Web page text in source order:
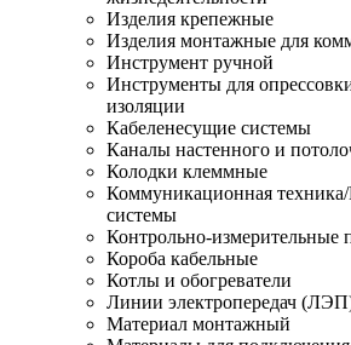
Изделия крепежные
Изделия монтажные для
Инструмент ручной
Инструменты для
изоляции
Кабеленесущие системы
Каналы настенного и
Колодки клеммные
Коммуникационная
системы
Контрольно-измерительные
Короба кабельные
Котлы и обогреватели
Линии электропередач
Материал монтажный